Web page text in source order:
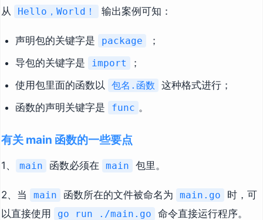
从 Hello，World！ 输出案例可知：
声明包的关键字是 package
；
导包的关键字是
import
；
使用包里面的函数以
包名.函数
这种格式进行；
函数的声明关键字是
func 。
有关 main 函数的一些要点
1、 main 函数必须在 main 包里。
2、当 main 函数所在的文件被命名为 main.go
时，可
以直接使用
go run ./main.go 命令直接运行程序。